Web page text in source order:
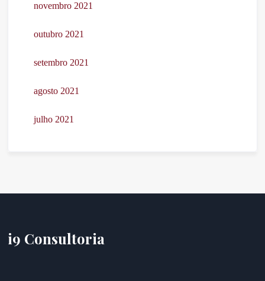
novembro 2021
outubro 2021
setembro 2021
agosto 2021
julho 2021
i9 Consultoria